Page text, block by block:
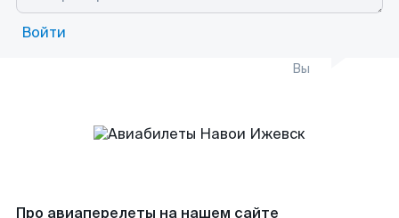
Войти
Вы
Про авиаперелеты на нашем сайте